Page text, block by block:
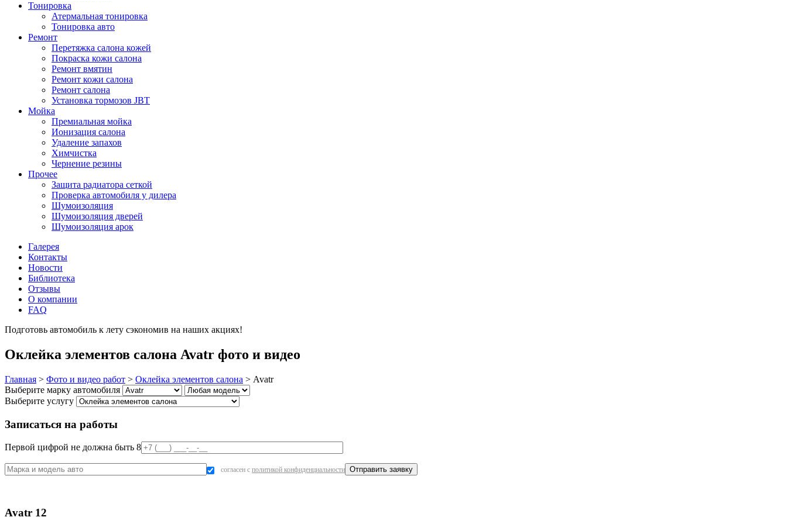
Тонировка
Атермальная тонировка
Тонировка авто
Ремонт
Перетяжка салона кожей
Покраска кожи салона
Ремонт вмятин
Ремонт кожи салона
Ремонт салона
Установка тормозов JBT
Мойка
Премиальная мойка
Ионизация салона
Удаление запахов
Химчистка
Чернение резины
Прочее
Защита радиатора сеткой
Проверка автомобиля у дилера
Шумоизоляция
Шумоизоляция дверей
Шумоизоляция арок
Галерея
Контакты
Новости
Библиотека
Отзывы
О компании
FAQ
Подготовь автомобиль к лету сэкономив на наших акциях!
Оклейка элементов салона Avatr фото и видео
Главная > Фото и видео работ > Оклейка элементов салона > Avatr
Выберите марку автомобиля
Выберите услугу
Записаться на работы
Первой цифрой не должна быть 8
согласен с политикой конфиденциальности
Avatr 12